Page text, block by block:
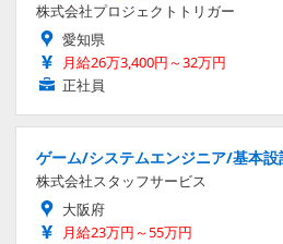
株式会社プロジェクトトリガー
愛知県
月給26万3,400円～32万円
正社員
ゲーム/システムエンジニア/基本
株式会社スタッフサービス
大阪府
月給23万円～55万円